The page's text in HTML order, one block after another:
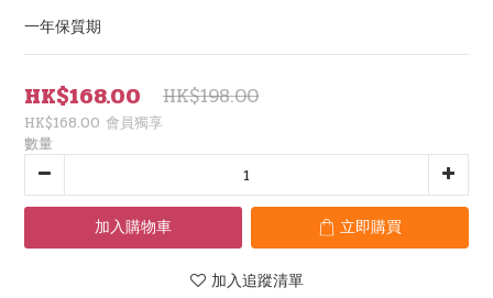
一年保質期
HK$168.00 HK$198.00
HK$168.00 會員獨享
數量
加入購物車 立即購買
加入追蹤清單